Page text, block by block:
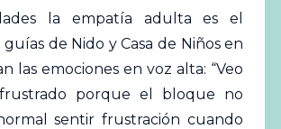
la empatía adulta es el
guías de Nido y Casa de Niños en
las emociones en voz alta: “Veo
porque el bloque no
sentir frustración cuando